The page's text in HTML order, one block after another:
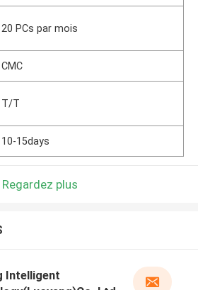
20 PCs par mois
CMC
T/T
10-15days
Regardez plus
Intelligent